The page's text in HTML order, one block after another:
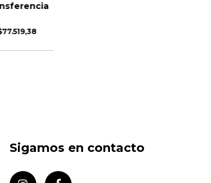
Sigamos en contacto